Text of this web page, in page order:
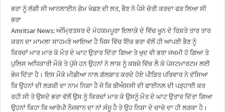
ਭਰਾ ਨੂੰ ਲੱਗੀ ਸੀ ਆਨਲਾਈਨ ਗੇਮ ਖੇਡਣ ਦੀ ਲਤ, ਭੈਣ ਨੇ ਪੈਸੇ ਚੋਰੀ ਕਰਦਾ ਫੜ ਲਿਆ ਸੀ
ਭਰਾ
Amritsar News: ਅੰਮ੍ਰਿਤਸਰ ਦੇ ਮੋਹਕਮਪੂਰਾ ਇਲਾਕ਼ੇ ਦੇ ਵਿੱਚ ਖੂਨ ਦੇ ਰਿਸ਼ਤੇ ਤਾਰ ਤਾਰ
ਕਰਨ ਦਾ ਮਾਮਲਾ ਸਾਹਮਣੇ ਆਇਆ ਹੈ ਜਿਸ ਵਿੱਚ ਇੱਕ ਭਰਾ ਵੱਲੋਂ ਹੀ ਆਪਣੀ ਭੈਣ ਨੂੰ
ਕਿਰਚਾਂ ਮਾਰ ਮਾਰ ਕੇ ਮੌਤ ਦੇ ਘਾਟ ਉਤਾਰ ਦਿੱਤਾ ਗਿਆ ਤੇ ਖੁਦ ਵੀ ਭਰਾ ਜਖਮੀ ਹੋ ਗਿਆ ਤੇ
ਪੁਲਿਸ ਅਧਿਕਾਰੀ ਮੌਕੇ ਤੇ ਪੁੱਜੇ ਹਨ ਉਹਨਾਂ ਨੇ ਲਾਸ਼ ਨੂੰ ਕਬਜ਼ੇ ਵਿੱਚ ਲੈ ਕੇ ਪੋਸਟਮਾਰਟਮ ਲਈ
ਭੇਜ ਦਿੱਤਾ ਹੈ। ਇਸ ਮੌਕੇ ਮੀਡੀਆ ਨਾਲ ਗੱਲਬਾਤ ਕਰਦੇ ਹੋਏ ਪੀੜਿਤ ਪਰਿਵਾਰ ਨੇ ਦੱਸਿਆ
ਕਿ ਉਹਨਾਂ ਦੀ ਲੜਕੀ ਦਾ ਨਾਮ ਨਿਸ਼ਾ ਹੈ ਜੋ ਕਿ ਬੀਐਸਸੀ ਦੀ ਫਾਈਨਲ ਦੀ ਪੜ੍ਹਾਈ ਕਰ
ਰਹੀ ਸੀ ਤੇ ਉਸਦੇ ਭਰਾ ਵੱਲੋਂ ਉਸ ਨੂੰ ਕਿਰਚਾਂ ਮਾਰ ਕੇ ਉਸਨੂੰ ਮੌਤ ਦੇ ਘਾਟ ਉਤਾਰ ਦਿੱਤਾ ਗਿਆ
ਉਹਨਾਂ ਕਿਹਾ ਕਿ ਆਰੋਪੀ ਨੌਜਵਾਨ ਦਾ ਨਾਂ ਸੰਜੂ ਹੈ ਤੇ ਉਹ ਨਿਸ਼ਾ ਦੇ ਚਾਚੇ ਦਾ ਹੀ ਲੜਕਾ ਹੈ।